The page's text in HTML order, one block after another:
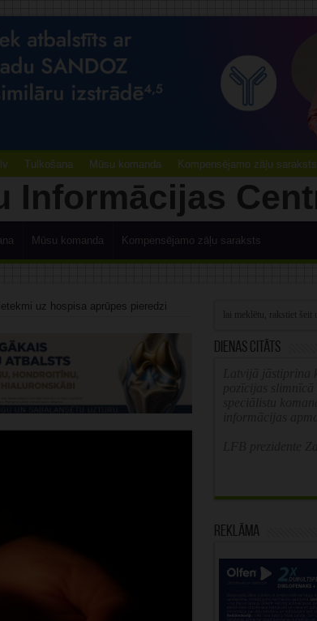
Tulkošana Mūsu komanda Kompensējamo zāļu saraksts
Mūsu komanda Kompensējamo zāļu saraksts
uz hospisa aprūpes pieredzi
Dienas citāts
Reklāma